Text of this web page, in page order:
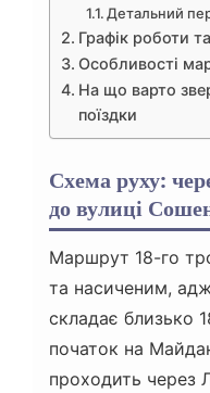
Детальний
Графік роботи
Особливості
На що варто
поїздки
Схема руху:
до вулиці
Маршрут 18-го
та насиченим,
складає близько
початок на
проходить через